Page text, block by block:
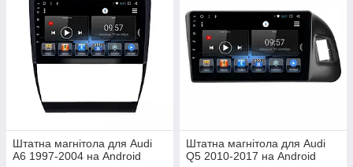
Штатна магнітола для Audi
A6 1997-2004 на Android
Штатна магнітола для Audi
Q5 2010-2017 на Android